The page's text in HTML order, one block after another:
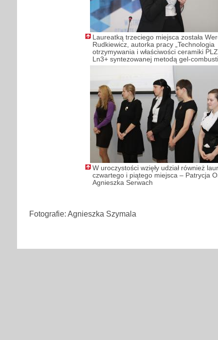
Laureatką trzeciego miejsca została
Rudkiewicz, autorka pracy „Technologia
otrzymywania i właściwości ceramiki
Ln3+ syntezowanej metodą gel-
W uroczystości wzięły udział również
czwartego i piątego miejsca – Patrycja
Agnieszka Serwach
Fotografie: Agnieszka Szymala